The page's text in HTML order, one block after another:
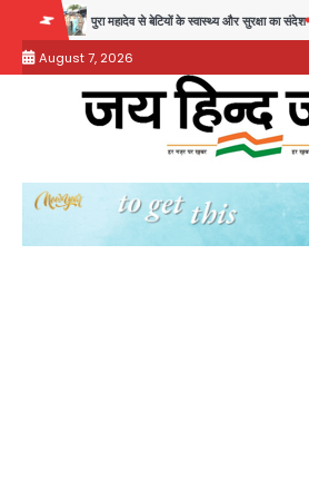
content
पुरा महादेव से बेटियों के स्वास्थ्य और सुरक्षा का संदेश
August 7, 2026